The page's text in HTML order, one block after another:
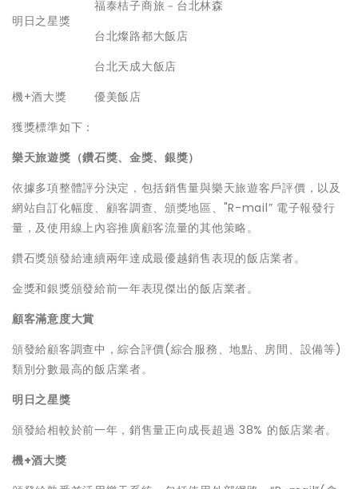
明日之星獎
福泰桔子商旅－台北林森
台北燦路都大飯店
台北天成大飯店
機+酒大獎
優美飯店
獲獎標準如下：
樂天旅遊獎（鑽石獎、金獎、銀獎）
依據多項整體評分決定，包括銷售量與樂天旅遊客戶評價，以及
網站自訂化幅度、顧客調查、頒獎地區、"R-mail” 電子報發行
量，及使用線上內容推廣顧客流量的其他策略。
鑽石獎頒發給連續兩年達成最優越銷售表現的飯店業者。
金獎和銀獎頒發給前一年表現傑出的飯店業者。
顧客滿意度大賞
頒發給顧客調查中，綜合評價(綜合服務、地點、房間、設備等)
類別分數最高的飯店業者。
明日之星獎
頒發給相較於前一年，銷售量正向成長超過 38% 的飯店業者。
機+酒大獎